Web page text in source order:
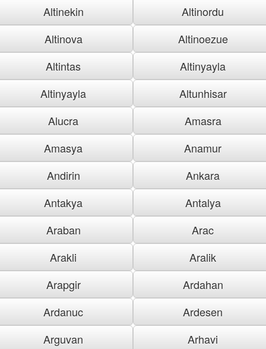
Altinekin
Altinordu
Altinova
Altinoezue
Altintas
Altinyayla
Altinyayla
Altunhisar
Alucra
Amasra
Amasya
Anamur
Andirin
Ankara
Antakya
Antalya
Araban
Arac
Arakli
Aralik
Arapgir
Ardahan
Ardanuc
Ardesen
Arguvan
Arhavi